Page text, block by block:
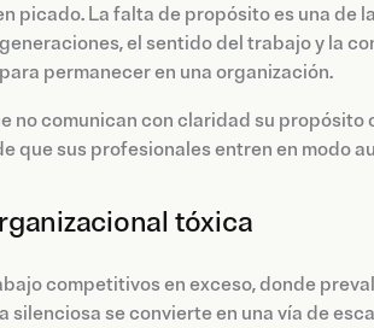
picado. La falta de propósito es una de
el sentido del trabajo y la
permanecer en una organización.
no comunican con claridad su
que sus profesionales entren en modo
tóxica
competitivos en exceso, donde
silenciosa se convierte en una vía de